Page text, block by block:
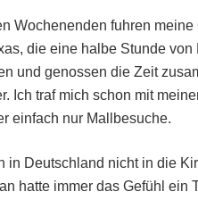
Wochenenden fuhren
die eine halbe Stunde
und genossen die Zeit
Ich traf mich schon mit
einfach nur Mallbesuche.
in Deutschland nicht in die
hatte immer das Gefühl ein